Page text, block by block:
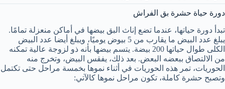
دورة حياة حشرة بق الفراش
تبدأ دورة حياتها، عندما تضع إناث البق بيضها في أماكن منعزلة تمامًا.
يبلغ عدد البيض ما يقارب من 5 بيوض يوميًا، ويبلغ أيضا عدد البيض
الكلى طوال حياتها 200 بيضة. يتسم بيضها بأنه ذو لزوجة عالية تمكنه
من الالتصاق ببعضه البعض. بعد ذلك، يفقس البيض، وتخرج منه
الحوريات، تمر هذه الحوريات في أثناء نموها بخمسة مراحل حتى تكتمل
وتصبح حشرة كاملة، تكون مراحل نموها كالآتي: